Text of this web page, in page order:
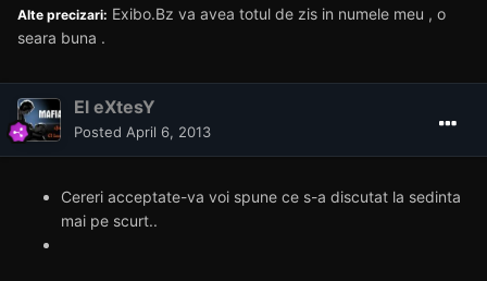
Alte precizari: Exibo.Bz va avea totul de zis in numele meu , o
seara buna .
El eXtesY
Posted April 6, 2013
Cereri acceptate-va voi spune ce s-a discutat la sedinta
mai pe scurt..